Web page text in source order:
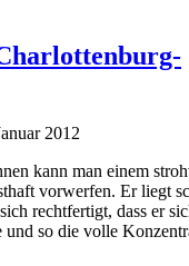
2012
kann man einem
vorwerfen. Er liegt
rechtfertigt, dass er
und so die volle